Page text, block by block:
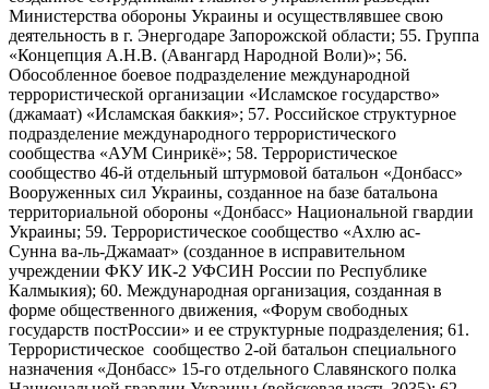
Министерства обороны Украины и осуществлявшее свою
деятельность в г. Энергодаре Запорожской области; 55. Группа
«Концепция А.Н.В. (Авангард Народной Воли)»; 56.
Обособленное боевое подразделение международной
террористической организации «Исламское государство»
(джамаат) «Исламская баккия»; 57. Российское структурное
подразделение международного террористического
сообщества «АУМ Синрикё»; 58. Террористическое
сообщество 46-й отдельный штурмовой батальон «Донбасс»
Вооруженных сил Украины, созданное на базе батальона
территориальной обороны «Донбасс» Национальной гвардии
Украины; 59. Террористическое сообщество «Ахлю ас-
Сунна ва-ль-Джамаат» (созданное в исправительном
учреждении ФКУ ИК-2 УФСИН России по Республике
Калмыкия); 60. Международная организация, созданная в
форме общественного движения, «Форум свободных
государств постРоссии» и ее структурные подразделения; 61.
Террористическое сообщество 2-ой батальон специального
назначения «Донбасс» 15-го отдельного Славянского полка